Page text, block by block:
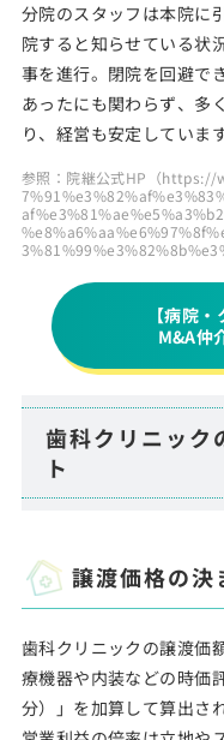
分院のスタッフは本院に
院すると知らせている状
事を進行。閉院を回避で
あったにも関わらず、多
り、経営も安定しています
参照：院継公式HP（
【病院
M&A仲
歯科クリニック
ト
譲渡価格の決
歯科クリニックの譲渡価
療機器や内装などの時価
分）」を加算して算出さ